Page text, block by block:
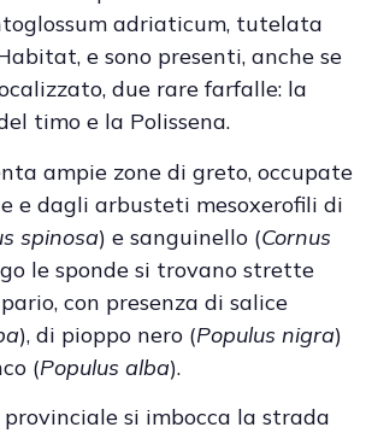
adriaticum, tutelata
e sono presenti, anche se
due rare farfalle: la
timo e la Polissena.
ampie zone di greto, occupate
e dagli arbusteti mesoxerofili di
spinosa) e sanguinello (Cornus
le sponde si trovano strette
con presenza di salice
), di pioppo nero (Populus nigra)
(Populus alba).
si imbocca la strada